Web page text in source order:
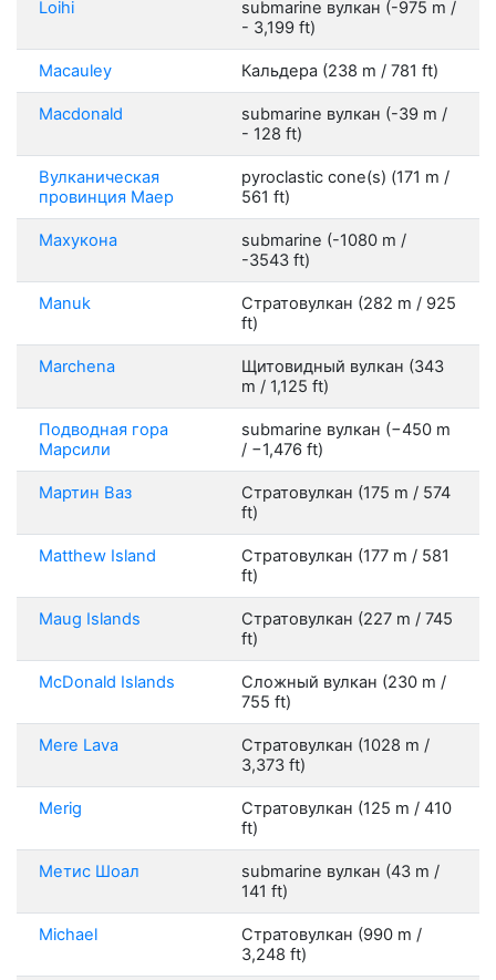
Loihi
submarine вулкан (-975 m /
- 3,199 ft)
Macauley Кальдера (238 m / 781 ft)
Macdonald
submarine вулкан (-39 m /
- 128 ft)
Вулканическая
провинция Маер
pyroclastic cone(s) (171 m /
561 ft)
Махукона
submarine (-1080 m /
-3543 ft)
Manuk
Стратовулкан (282 m / 925
ft)
Marchena
Щитовидный вулкан (343
m / 1,125 ft)
Подводная гора
Марсили
submarine вулкан (−450 m
/ −1,476 ft)
Мартин Ваз
Стратовулкан (175 m / 574
ft)
Matthew Island
Стратовулкан (177 m / 581
ft)
Maug Islands
Стратовулкан (227 m / 745
ft)
McDonald Islands
Сложный вулкан (230 m /
755 ft)
Mere Lava
Стратовулкан (1028 m /
3,373 ft)
Merig
Стратовулкан (125 m / 410
ft)
Метис Шоал
submarine вулкан (43 m /
141 ft)
Michael
Стратовулкан (990 m /
3,248 ft)